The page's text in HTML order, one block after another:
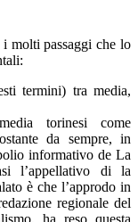
molti passaggi che lo
termini) tra media,
torinesi come
da sempre, in
informativo de La
l’appellativo di la
è che l’approdo in
regionale del
ha reso questa